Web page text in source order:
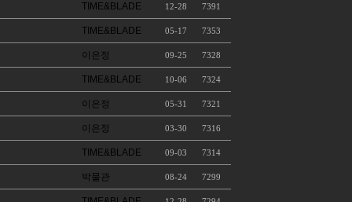
TIME&BLADE 12-28 7391
TIME&BLADE 05-17 7353
이은정 09-25 7328
TIME&BLADE 10-06 7324
이은정 05-31 7321
이은정 03-30 7316
TIME&BLADE 09-03 7314
박물관 08-24 7299